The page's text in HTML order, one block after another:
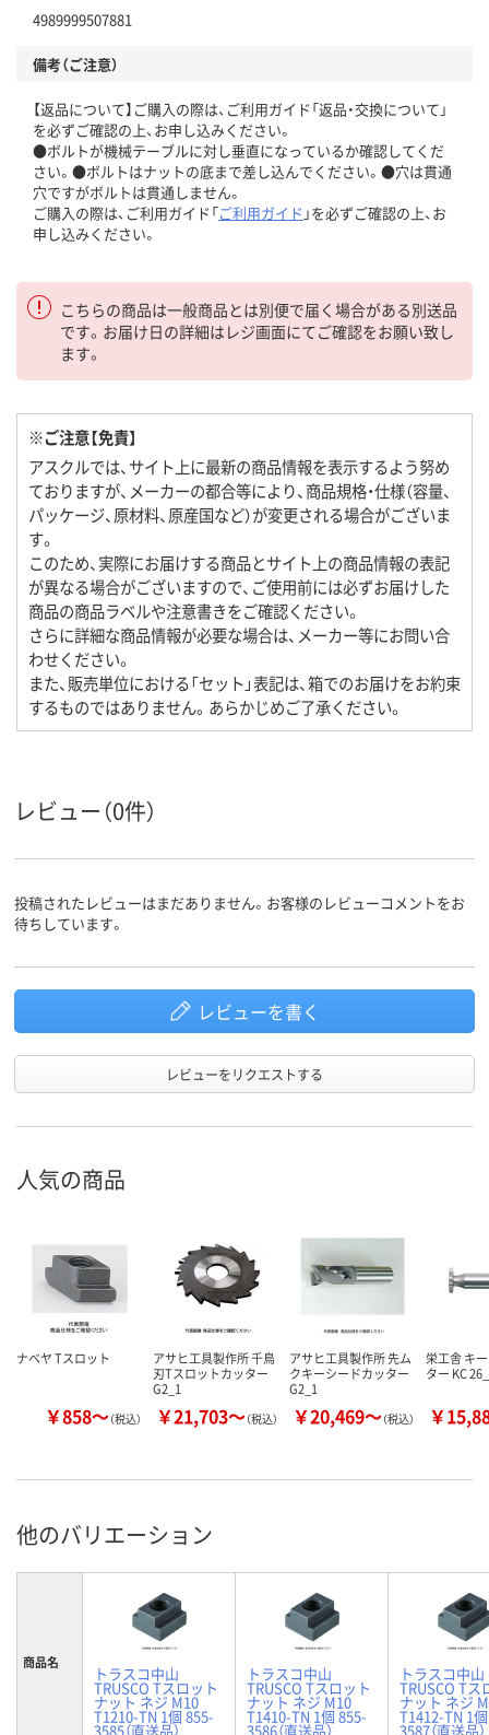
4989999507881
備考（ご注意）
【返品について】ご購入の際は、ご利用ガイド「返品・交換について」
を必ずご確認の上、お申し込みください。
●ボルトが機械テーブルに対し垂直になっているか確認してくだ
さい。●ボルトはナットの底まで差し込んでください。●穴は貫通
穴ですがボルトは貫通しません。
ご購入の際は、ご利用ガイド「ご利用ガイド 」を必ずご確認の上、お
申し込みください。
こちらの商品は一般商品とは別便で届く場合がある別送品
です。お届け日の詳細はレジ画面にてご確認をお願い致し
ます。
※ご注意【免責】
アスクルでは、サイト上に最新の商品情報を表示するよう努め
ておりますが、メーカーの都合等により、商品規格・仕様（容量、
パッケージ、原材料、原産国など）が変更される場合がございま
す。
このため、実際にお届けする商品とサイト上の商品情報の表記
が異なる場合がございますので、ご使用前には必ずお届けした
商品の商品ラベルや注意書きをご確認ください。
さらに詳細な商品情報が必要な場合は、メーカー等にお問い合
わせください。
また、販売単位における「セット」表記は、箱でのお届けをお約束
するものではありません。あらかじめご了承ください。
レビュー（0件）
投稿されたレビューはまだありません。お客様のレビューコメントをお
待ちしています。
レビューを書く
レビューをリクエストする
人気の商品
ナベヤ Tスロット
￥858～（税込）
アサヒ工具製作所 千鳥
刃Tスロットカッター
G2_1
￥21,703～（税込）
アサヒ工具製作所 先ム
クキーシードカッター
G2_1
￥20,469～（税込）
栄工舎 キ
ター KC
￥
他のバリエーション
商品名
トラスコ中山
TRUSCO Tスロット
ナット ネジ M10
T1210-TN 1個 855-
3585（直送品）
トラスコ中山
TRUSCO Tスロット
ナット ネジ M10
T1410-TN 1個 855-
3586（直送品）
トラスコ中山
TRUSCO Tス
ナット ネジ
T1412-TN 1
3587（直送品）